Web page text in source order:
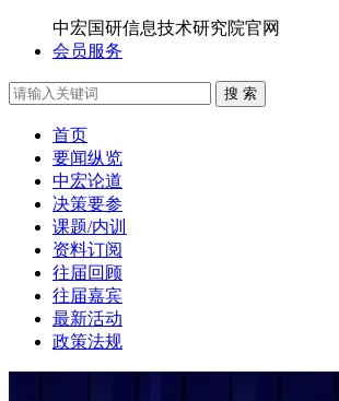
中宏国研信息技术研究院官网
会员服务
搜 索
首页
要闻纵览
中宏论道
决策要参
课题/内训
资料订阅
往届回顾
往届嘉宾
最新活动
政策法规